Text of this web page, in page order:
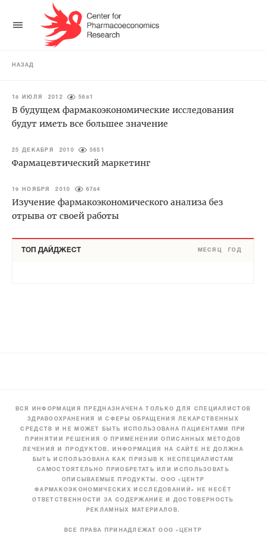
НАЗАД
18 ИЮЛЯ 2012 5681
В будущем фармакоэкономические исследования
будут иметь все большее значение
25 ДЕКАБРЯ 2010 5651
Фармацевтический маркетинг
19 НОЯБРЯ 2010 6784
Изучение фармакоэкономического анализа без
отрыва от своей работы
ТОП ДАЙДЖЕСТ МЕСЯЦ ГОД
ВСЯ ИНФОРМАЦИЯ ПРЕДНАЗНАЧЕНА ТОЛЬКО ДЛЯ СПЕЦИАЛИСТОВ
ЗДРАВООХРАНЕНИЯ И СФЕРЫ ОБРАЩЕНИЯ ЛЕКАРСТВЕННЫХ
СРЕДСТВ И НЕ МОЖЕТ БЫТЬ ИСПОЛЬЗОВАНА ПАЦИЕНТАМИ ПРИ
ПРИНЯТИИ РЕШЕНИЯ О ПРИМЕНЕНИИ ОПИСАННЫХ МЕТОДОВ
ЛЕЧЕНИЯ И ПРОДУКТОВ. ИНФОРМАЦИЯ НА САЙТЕ НЕ ДОЛЖНА
БЫТЬ ИСПОЛЬЗОВАНА КАК ПРИЗЫВ К НЕСПЕЦИАЛИСТАМ
САМОСТОЯТЕЛЬНО ПРИОБРЕТАТЬ ИЛИ ИСПОЛЬЗОВАТЬ
ОПИСЫВАЕМЫЕ ПРОДУКТЫ. ООО «ЦЕНТР
ФАРМАКОЭКОНОМИЧЕСКИХ ИССЛЕДОВАНИЙ» НЕ НЕСЁТ
ОТВЕТСТВЕННОСТИ ЗА СОДЕРЖАНИЕ И ДОСТОВЕРНОСТЬ
РЕКЛАМНЫХ МАТЕРИАЛОВ.
ВСЕ ПРАВА ПРИНАДЛЕЖАТ ООО «ЦЕНТР